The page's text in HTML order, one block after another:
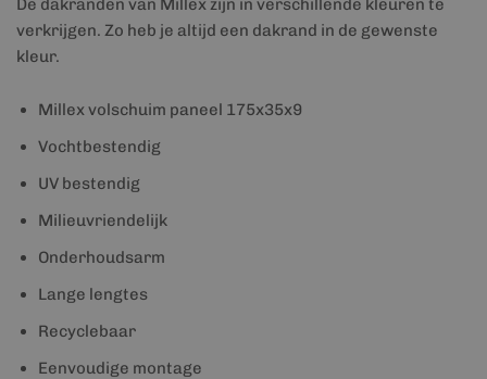
De dakranden van Millex zijn in verschillende kleuren te
verkrijgen. Zo heb je altijd een dakrand in de gewenste
kleur.
Millex volschuim paneel 175x35x9
Vochtbestendig
UV bestendig
Milieuvriendelijk
Onderhoudsarm
Lange lengtes
Recyclebaar
Eenvoudige montage